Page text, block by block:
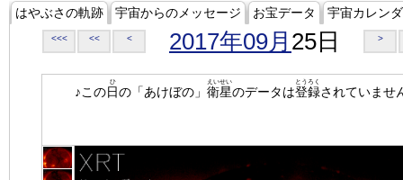
はやぶさの軌跡 宇宙からのメッセージ お宝データ 宇宙カレン
<<< << < 2017年09月 25日 >
♪この日
ひ
の「あけぼの」 衛星
えいせい
のデータは登録
とうろく
されていませ